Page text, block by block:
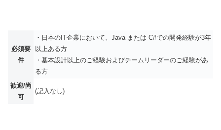
必須要
件
・日本のIT企業において、Java または C#での開発経験が3年
以上ある方
・基本設計以上のご経験およびチームリーダーのご経験があ
る方
歓迎/尚
可
(記入なし)